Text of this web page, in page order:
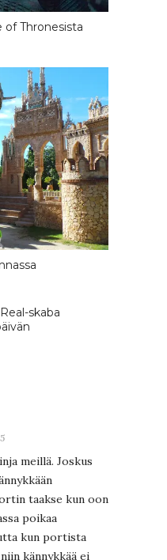
of Thronesista
skaba
meillä. Joskus
taakse kun oon
poikaa
kun portista
kännykkää ei